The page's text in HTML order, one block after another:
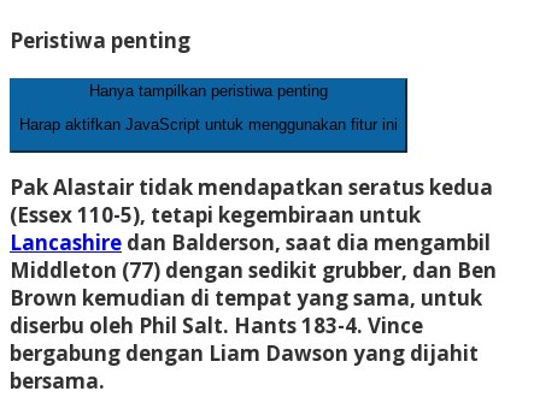
Peristiwa penting
Hanya tampilkan peristiwa penting
Harap aktifkan JavaScript untuk menggunakan fitur ini
Pak Alastair tidak mendapatkan seratus kedua
(Essex 110-5), tetapi kegembiraan untuk
Lancashire dan Balderson, saat dia mengambil
Middleton (77) dengan sedikit grubber, dan Ben
Brown kemudian di tempat yang sama, untuk
diserbu oleh Phil Salt. Hants 183-4. Vince
bergabung dengan Liam Dawson yang dijahit
bersama.